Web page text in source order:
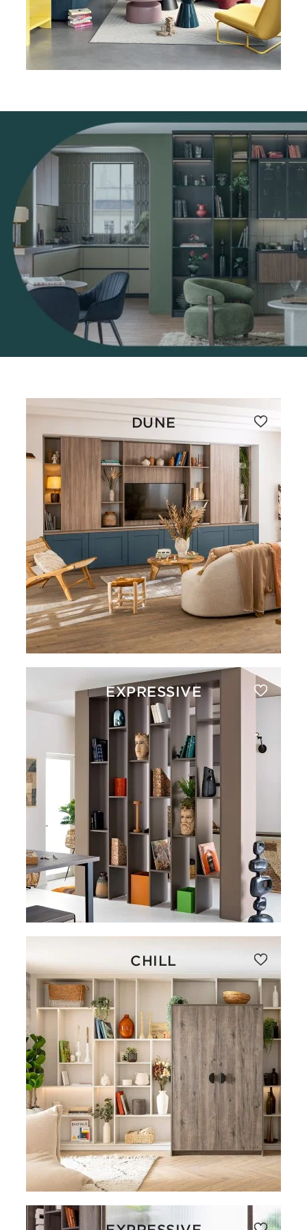
CE MEUBLE DE SALON
VOUS PLAÎT ?
PRENDRE RENDEZ-VOUS
DUNE
EXPRESSIVE
CHILL